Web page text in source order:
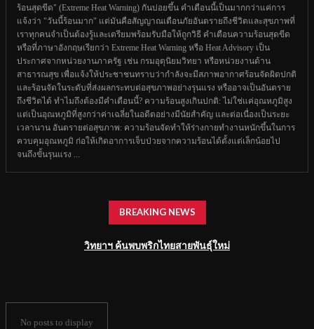
ร้อนสุดขีด" (Extreme Heat Warning) กันบ่อยขึ้น คำเตือนนี้เป็นมากกว่าแค่การ
แจ้งว่า "วันนี้ร้อนมาก" แต่มันคือสัญญาณเตือนภัยอันตรายถึงชีวิตและสุขภาพที่
เราทุกคนจำเป็นต้องรู้และเตรียมพร้อมรับมือให้ถูกวิธี คำเตือนความร้อนสุดขีด
หรือที่ภาษาอังกฤษเรียกว่า Extreme Heat Warning หรือ Heat Advisory เป็น
ประกาศจากหน่วยงานภาครัฐ เช่น กรมอุตุนิยมวิทยา หรือหน่วยงานด้าน
สาธารณสุข เพื่อแจ้งให้ประชาชนทราบว่ากำลังจะมีสภาพอากาศร้อนจัดผิดปกติ
และร้อนจัดในระดับที่ส่งผลกระทบต่อสุขภาพอย่างรุนแรง หรืออาจเป็นอันตราย
ถึงชีวิตได้ ทำไมถึงต้องมีคำเตือนนี้? ความร้อนสูงเกินปกติ: ไม่ใช่แค่อุณหภูมิสูง
แต่เป็นอุณหภูมิที่สูงกว่าค่าเฉลี่ยในอดีตอย่างมีนัยสำคัญ และต่อเนื่องเป็นระยะ
เวลานาน อันตรายต่อสุขภาพ: ความร้อนจัดทำให้ร่างกายทำงานหนักขึ้นในการ
ควบคุมอุณหภูมิ ก่อให้เกิดอาการเจ็บป่วยจากความร้อนได้ตั้งแต่เล็กน้อยไป
จนถึงขั้นรุนแรง ...
BREAKING NEWS
วิทยาฯ ค้นพบพริกไทยสายพันธุ์ใหม่
No posts to display